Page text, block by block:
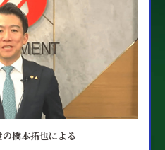
橋本拓也による